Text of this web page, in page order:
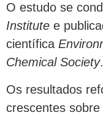
O estudo se
Institute e
científica
Chemical Society.
Os resultados
crescentes